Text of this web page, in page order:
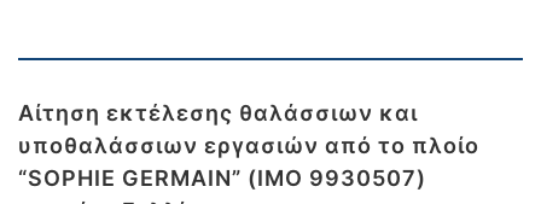
Αίτηση εκτέλεσης θαλάσσιων και
υποθαλάσσιων εργασιών από το πλοίο
“SOPHIE GERMAIN” (IMO 9930507)